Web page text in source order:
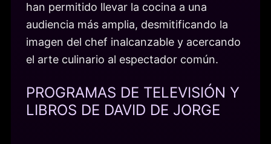
han permitido llevar la cocina a una
audiencia más amplia, desmitificando la
imagen del chef inalcanzable y acercando
el arte culinario al espectador común.
PROGRAMAS DE TELEVISIÓN Y
LIBROS DE DAVID DE JORGE